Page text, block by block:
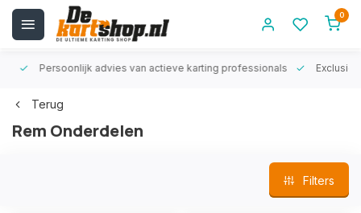
0
Persoonlijk advies van actieve karting professionals
Terug
Rem Onderdelen
Filters